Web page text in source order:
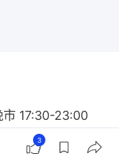
市 17:30-23:00
3